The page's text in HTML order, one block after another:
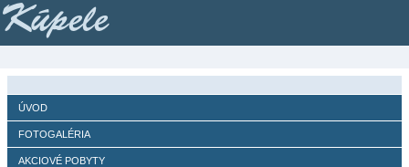
Kúpele
ÚVOD
FOTOGALÉRIA
AKCIOVÉ POBYTY